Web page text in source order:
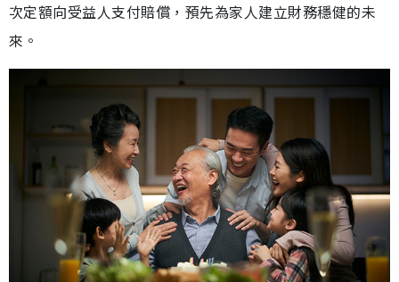
次定額向受益人支付賠償，預先為家人建立財務穩健的未
來。